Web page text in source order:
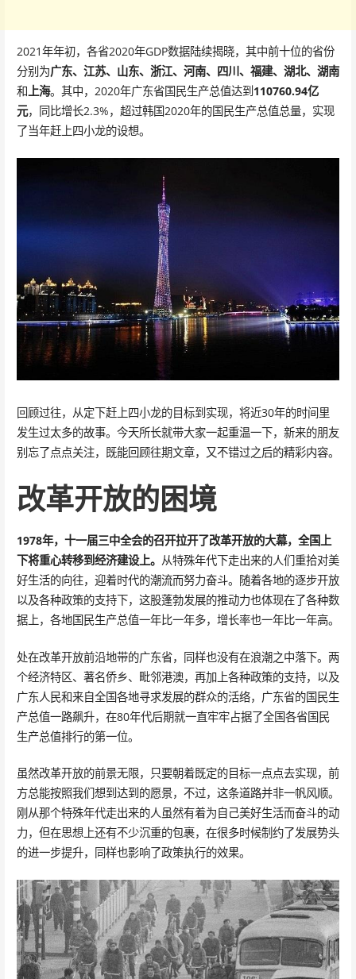
2021年年初，各省2020年GDP数据陆续揭晓，其中前十位的省份
分别为广东、江苏、山东、浙江、河南、四川、福建、湖北、湖南
和上海。其中，2020年广东省国民生产总值达到 110760.94亿
元，同比增长2.3%，超过韩国2020年的国民生产总值总量，实现
了当年赶上四小龙的设想。
回顾过往，从定下赶上四小龙的目标到实现，将近30年的时间里
发生过太多的故事。今天所长就带大家一起重温一下，新来的朋友
别忘了点点关注，既能回顾往期文章，又不错过之后的精彩内容。
改革开放的困境
1978年，十一届三中全会的召开拉开了改革开放的大幕，全国上
下将重心转移到经济建设上。 从特殊年代下走出来的人们重拾对美
好生活的向往，迎着时代的潮流而努力奋斗。随着各地的逐步开放
以及各种政策的支持下，这股蓬勃发展的推动力也体现在了各种数
据上，各地国民生产总值一年比一年多，增长率也一年比一年高。
处在改革开放前沿地带的广东省，同样也没有在浪潮之中落下。两
个经济特区、著名侨乡、毗邻港澳，再加上各种政策的支持，以及
广东人民和来自全国各地寻求发展的群众的活络，广东省的国民生
产总值一路飙升，在80年代后期就一直牢牢占据了全国各省国民
生产总值排行的第一位。
虽然改革开放的前景无限，只要朝着既定的目标一点点去实现，前
方总能按照我们想到达到的愿景，不过，这条道路并非一帆风顺。
刚从那个特殊年代走出来的人虽然有着为自己美好生活而奋斗的动
力，但在思想上还有不少沉重的包裹，在很多时候制约了发展势头
的进一步提升，同样也影响了政策执行的效果。